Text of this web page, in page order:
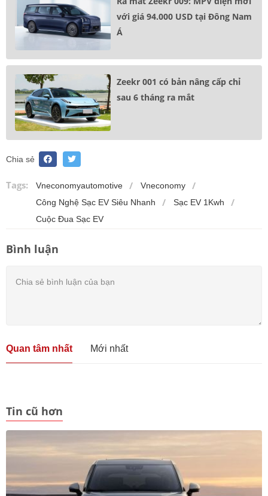
với giá 94.000 USD tại Đông Nam
Á
Zeekr 001 có bản nâng cấp chỉ
sau 6 tháng ra mắt
Chia sẻ
Tags: Vneconomyautomotive
Vneconomy
Công Nghệ Sạc EV Siêu Nhanh
Sạc EV 1Kwh
Cuộc Đua Sạc EV
Bình luận
Quan tâm nhất Mới nhất
Tin cũ hơn